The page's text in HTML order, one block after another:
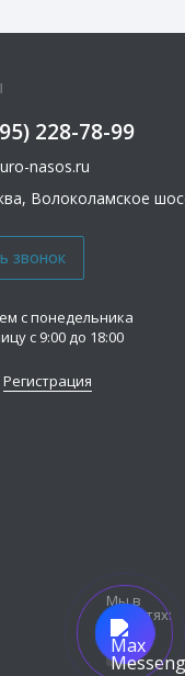
228-78-99
nasos.ru
Волоколамское
с понедельника
с 9:00 до 18:00
Регистрация
Мы в
соцсетях: